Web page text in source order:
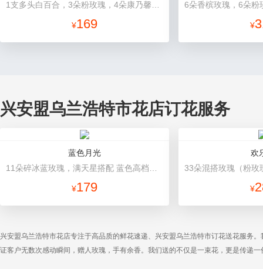
¥169 ¥
兴安盟乌兰浩特市花店订花服务
蓝色月光
¥179
欢
¥
兴安盟乌兰浩特市花店专注于高品质的鲜花速递、兴安盟乌兰浩特市订花送花服务
证客户无数次感动瞬间，赠人玫瑰，手有余香。我们送的不仅是一束花，更是传递一